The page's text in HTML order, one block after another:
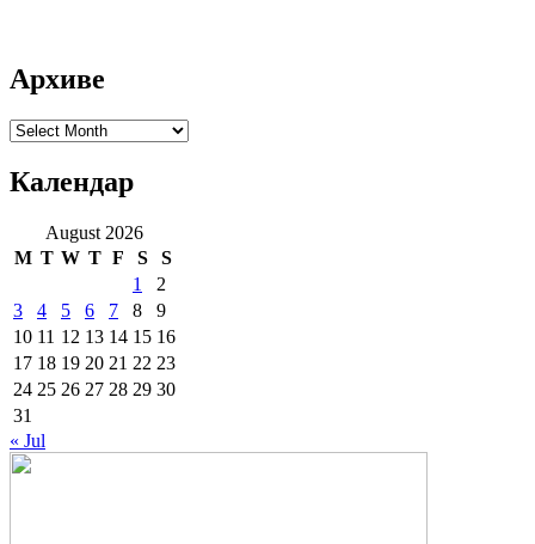
Архиве
Архиве
Календар
August 2026
M T W T F S
S
1
2
3
4 5 6 7 8
9
10 11 12 13 14 15 16
17 18 19 20 21 22 23
24 25 26 27 28 29 30
31
« Jul